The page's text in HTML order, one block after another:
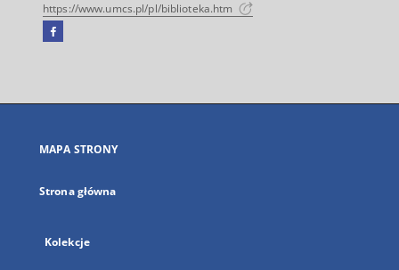
https://www.umcs.pl/pl/biblioteka.htm
Facebook
się
karcie
MAPA STRONY
Strona główna
Kolekcje